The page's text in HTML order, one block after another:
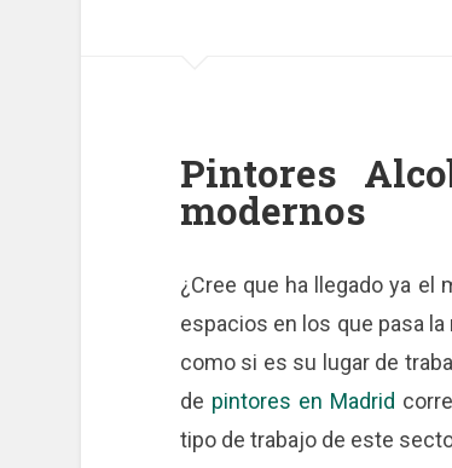
Pintores
modernos
¿Cree que ha llegado ya el
espacios en los que pasa
como si es su lugar de
de pintores en Madrid
tipo de trabajo de este